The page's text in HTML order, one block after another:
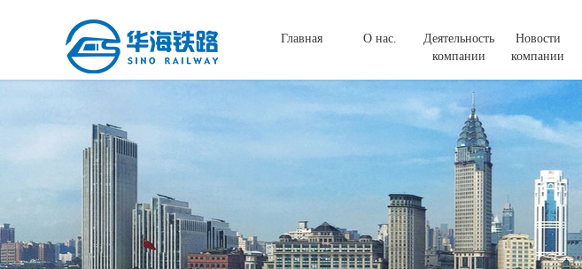
Главная О нас.
Деятельность
компании
Новости
компании